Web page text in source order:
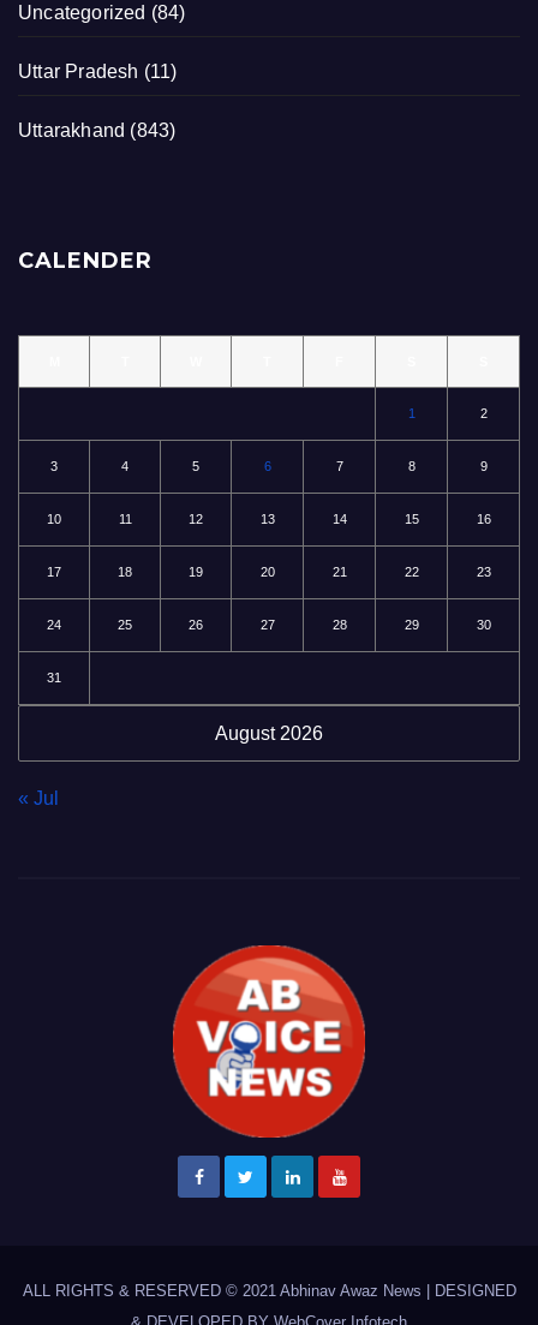
Uncategorized (84)
Uttar Pradesh (11)
Uttarakhand (843)
CALENDER
August 2026
1 2
3 4 5 6 7 8 9
10 11 12 13 14 15 16
17 18 19 20 21 22 23
24 25 26 27 28 29 30
31
« Jul
ALL RIGHTS & RESERVED © 2021 Abhinav Awaz News
DESIGNED